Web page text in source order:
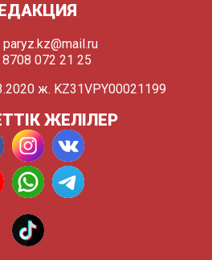
paryz.kz@mail.ru
8708 072 21 25
ж. KZ31VPY00021199
ЖЕЛІЛЕР